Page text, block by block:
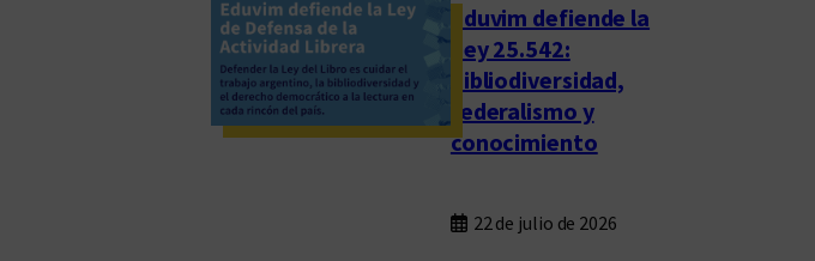
Eduvim defiende la
Ley 25.542:
bibliodiversidad,
federalismo y
conocimiento
22 de julio de 2026